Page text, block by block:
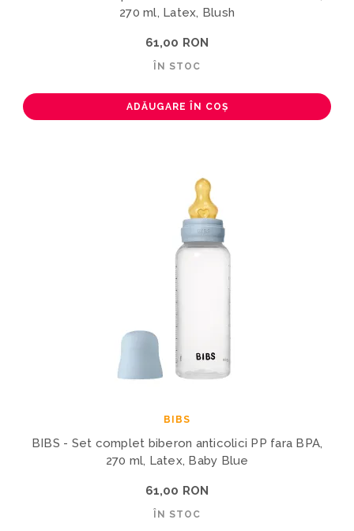
270 ml, Latex, Blush
61,00 RON
ÎN STOC
ADĂUGARE ÎN COȘ
BIBS
BIBS - Set complet biberon anticolici PP fara BPA,
270 ml, Latex, Baby Blue
61,00 RON
ÎN STOC